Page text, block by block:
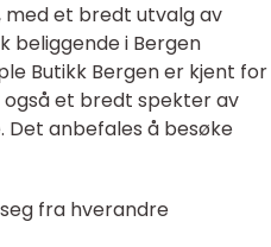
med et bredt utvalg av
beliggende i Bergen
Butikk Bergen er kjent for
et bredt spekter av
anbefales å besøke
fra hverandre